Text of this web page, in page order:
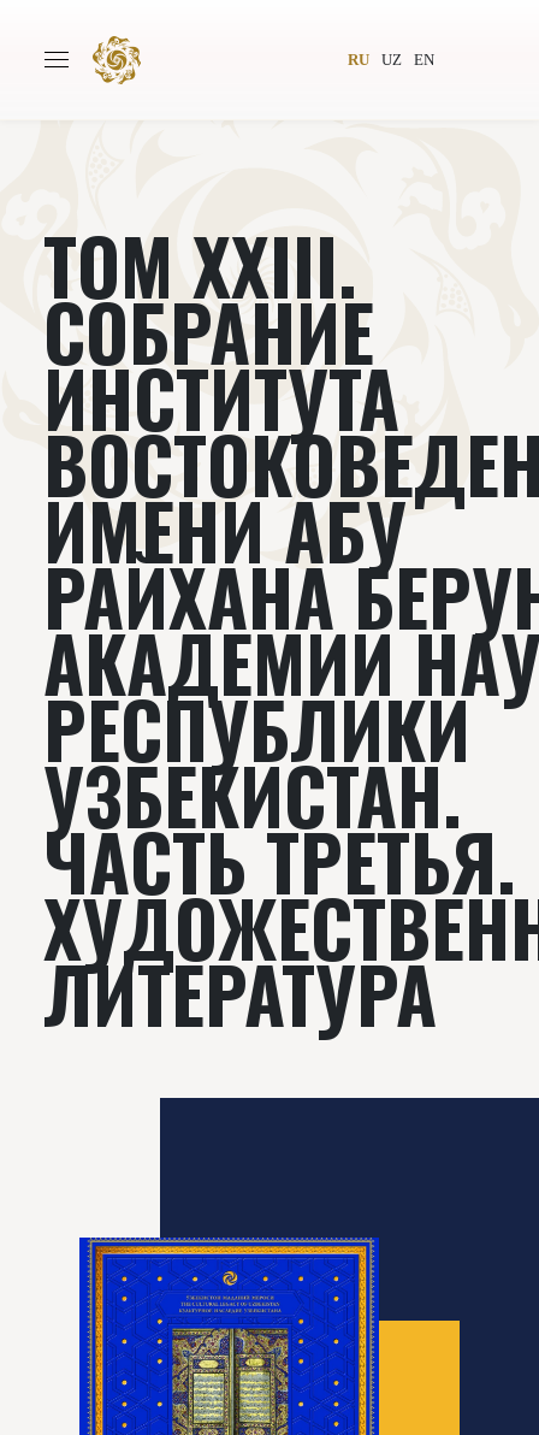
RU UZ EN
Издательство Новости
Проекты Подкасты
Книги Видеолекторий
ТОМ XXIII.
СОБРАНИЕ
ИНСТИТУТА
ИМЕНИ АБУ
РАЙХАНА
АКАДЕМИИ
РЕСПУБЛИКИ
УЗБЕКИСТАН.
ЧАСТЬ ТРЕТЬЯ.
ЛИТЕРАТУРА